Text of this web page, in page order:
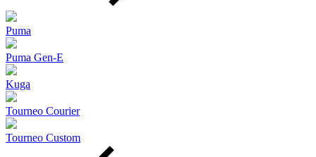
Puma
Puma Gen‑E
Kuga
Tourneo Courier
Tourneo Custom